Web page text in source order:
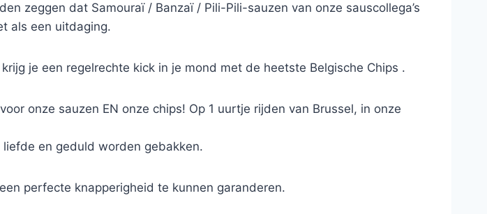
zeggen dat Samouraï / Banzaï / Pili-Pili-sauzen van onze sauscollega’s
als een uitdaging.
je een regelrechte kick in je mond met de heetste Belgische Chips .
onze sauzen EN onze chips! Op 1 uurtje rijden van Brussel, in onze
en geduld worden gebakken.
perfecte knapperigheid te kunnen garanderen.